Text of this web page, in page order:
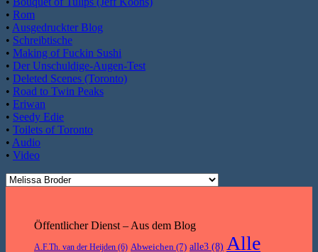
• Rom
• Ausgedruckter Blog
• Schreibtische
• Making of Fuckin Sushi
• Der Unschuldige-Augen-Test
• Deleted Scenes (Toronto)
• Road to Twin Peaks
• Eriwan
• Seedy Edie
• Toilets of Toronto
• Audio
• Video
Öffentlicher Dienst – Aus dem Blog
A.F.Th. van der Heijden (6) Abweichen (7) alle3 (8) Alle